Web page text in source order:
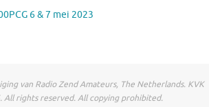
6 & 7 mei 2023
van Radio Zend Amateurs, The Netherlands. KVK
All rights reserved. All copying prohibited.